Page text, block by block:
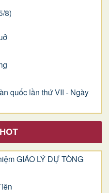
8)
quốc lần thứ VII - Ngày
GIÁO LÝ DỰ TÒNG